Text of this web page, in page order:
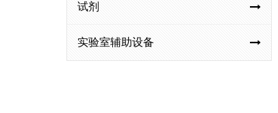
试剂
实验室辅助设备